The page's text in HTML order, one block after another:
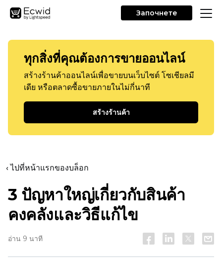
Започнете
ทุกสิ่งที่คุณต้องการขายออนไลน์
สร้างร้านค้าออนไลน์เพื่อขายบนเว็บไซต์ โซเชียลมี
เดีย หรือตลาดซื้อขายภายในไม่กี่นาที
สร้างร้านค้า
‹ ไปที่หน้าแรกของบล็อก
3 ปัญหาใหญ่เกี่ยวกับสินค้า
คงคลังและวิธีแก้ไข
อ่าน 9 นาที